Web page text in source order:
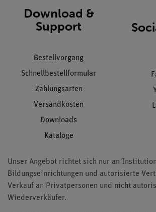
Download &
Support
Bestellvorgang
Schnellbestellformular
Zahlungsarten
Versandkosten
Downloads
Kataloge
Unser Angebot richtet sich nur an
Bildungseinrichtungen und autorisierte
Verkauf an Privatpersonen und nicht
Wiederverkäufer.